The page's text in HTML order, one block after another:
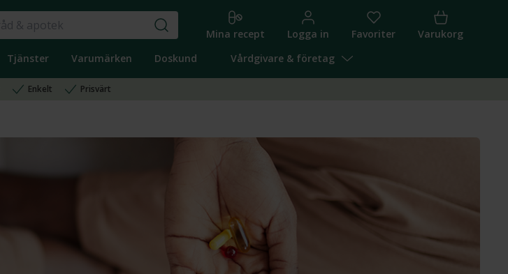
Mina recept Logga in Favoriter
Varukorg
Tjänster Varumärken Doskund Vårdgivare & företag
Enkelt Prisvärt